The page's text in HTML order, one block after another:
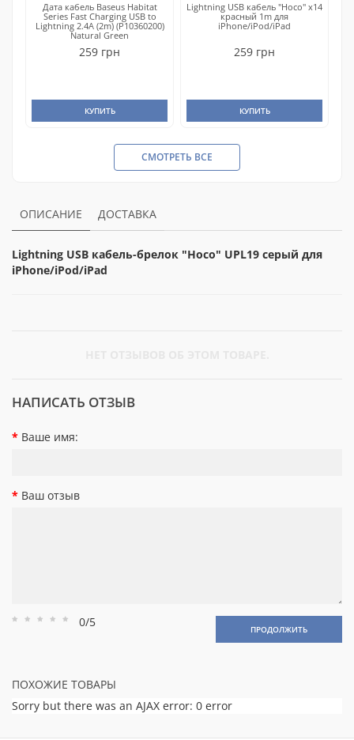
Дата кабель Baseus Habitat
Series Fast Charging USB to
Lightning 2.4A (2m) (P10360200)
Natural Green
259 грн
КУПИТЬ
Lightning USB кабель "Hoco" x14
красный 1m для
iPhone/iPod/iPad
259 грн
КУПИТЬ
СМОТРЕТЬ ВСЕ
ОПИСАНИЕ ДОСТАВКА
Lightning USB кабель-брелок "Hoco" UPL19 серый для
iPhone/iPod/iPad
НАПИСАТЬ ОТЗЫВ
Ваше имя:
Ваш отзыв
Рейтинг
Рейтинг
Рейтинг
Рейтинг
Рейтинг
0/5 ПРОДОЛЖИТЬ
ПОХОЖИЕ ТОВАРЫ
Sorry but there was an AJAX error: 0 error